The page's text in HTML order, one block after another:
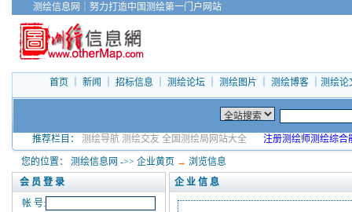
测绘信息网 努力打造中国测绘第一门户网站
首页 新闻 招标信息｜ 测绘论坛｜ 测绘图片 测绘博客｜ 测绘论
推荐栏目： 测绘导航 测绘交友 全国测绘局网站大全 注册测绘师测绘综合
您的位置： 测绘信息网 ->> 企业黄页 → 浏览信息
会 员 登 录
帐 号:
企 业 信 息